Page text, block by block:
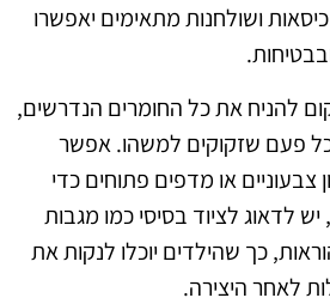
ושולחנות מתאימים יאפשרו
להניח את כל החומרים הנדרשים,
פעם שזקוקים למשהו. אפשר
או מדפים פתוחים כדי
לדאוג לציוד בסיסי כמו מגבות
כך שהילדים יוכלו לנקות את
לאחר היצירה.